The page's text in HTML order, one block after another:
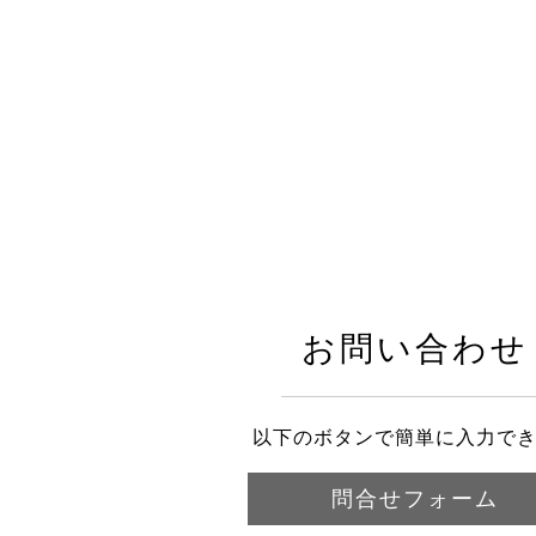
お問い合わせ
以下のボタンで簡単に入力で
問合せフォーム